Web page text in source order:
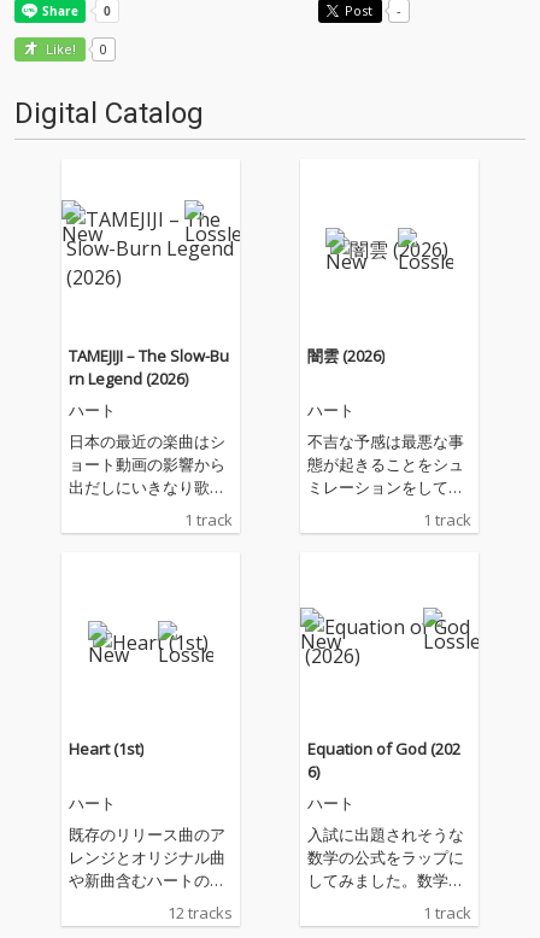
Post -
Like! 0
Digital Catalog
TAMEJIJI – The Slow-Bu
rn Legend (2026)
ハート
日本の最近の楽曲はシ
ョート動画の影響から
出だしにいきなり歌い
く、それらを好む若者
はとても長いイントロ
の曲などもヒットした
しました。 どうやら、
AIでの生成ではイント
でどうしても歌ってし
まうことを確認しまし
た。 歌詞が少しでも入
ると歌ってしまうので
るでしょう。 それを今
1 track
闇雲 (2026)
ハート
不吉な予感は最悪な事
態が起きることをシュ
ミレーションをしてダ
メージを少なくするも
のですが、その未来は
り、人に優しさを与え
ること それにより未来
の不安も消えていき、
ティブ思考を育てるこ
とができ、結果未来を
より良いものにするこ
とができる というメッ
セージを込めた歌です
R&B調ですが、ハート
らしい歌詞にすること
ています
1 track
Heart (1st)
ハート
既存のリリース曲のア
レンジとオリジナル曲
や新曲含むハートのフ
ァーストアルバムです
Game Changer 以外の
12 tracks
Equation of God (202
6)
ハート
入試に出題されそうな
数学の公式をラップに
してみました。数学に
少しでも興味を持って
もらえたらという思い
1 track